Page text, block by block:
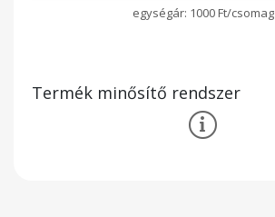
1000 Ft/csomag
Termék minősítő rendszer